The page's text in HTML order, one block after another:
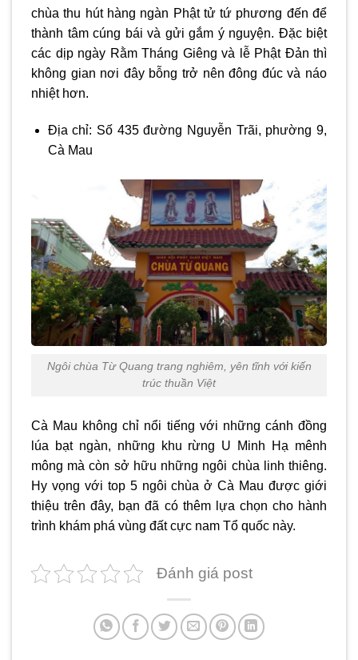
chùa thu hút hàng ngàn Phật tử tứ phương đến để
thành tâm cúng bái và gửi gắm ý nguyện. Đặc biệt
các dịp ngày Rằm Tháng Giêng và lễ Phật Đản thì
không gian nơi đây bỗng trở nên đông đúc và náo
nhiệt hơn.
Địa chỉ: Số 435 đường Nguyễn Trãi, phường 9,
Cà Mau
Ngôi chùa Từ Quang trang nghiêm, yên tĩnh với kiến
trúc thuần Việt
Cà Mau không chỉ nổi tiếng với những cánh đồng
lúa bạt ngàn, những khu rừng U Minh Hạ mênh
mông mà còn sở hữu những ngôi chùa linh thiêng.
Hy vọng với top 5 ngôichùa ở Cà Mauđược giới
thiệu trên đây, bạn đã có thêm lựa chọn cho hành
trình khám phá vùng đất cực nam Tổ quốc này.
Đánh giá post